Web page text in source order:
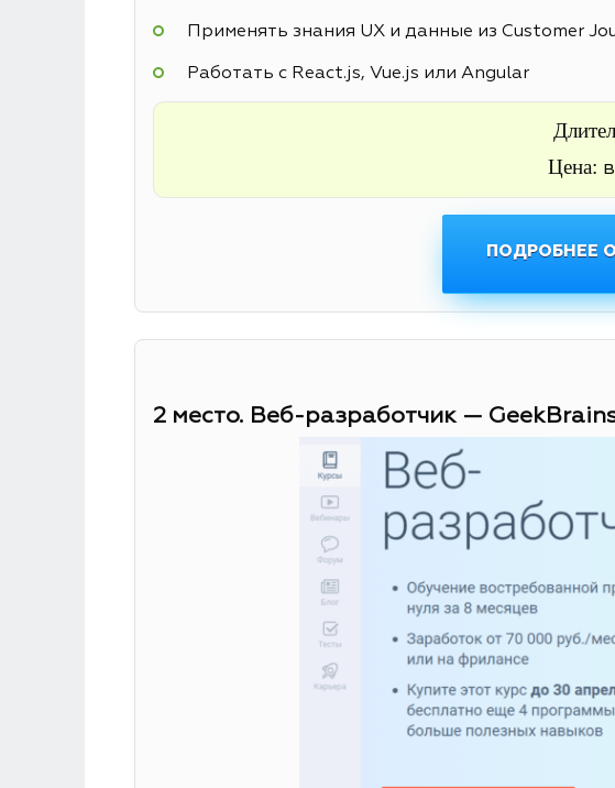
Применять знания UX и данные из Customer
Работать с React.js, Vue.js или Angular
Цена:
ПОДРОБНЕЕ
2 место. Веб-разработчик —